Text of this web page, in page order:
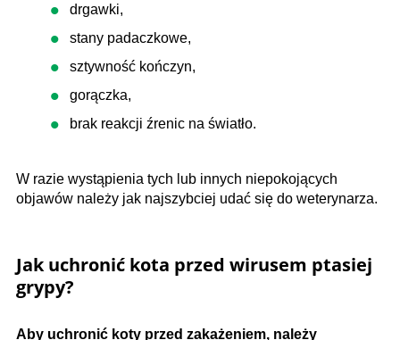
drgawki,
stany padaczkowe,
sztywność kończyn,
gorączka,
brak reakcji źrenic na światło.
W razie wystąpienia tych lub innych niepokojących
objawów należy jak najszybciej udać się do weterynarza.
Jak uchronić kota przed wirusem ptasiej
grypy?
Aby uchronić koty przed zakażeniem, należy